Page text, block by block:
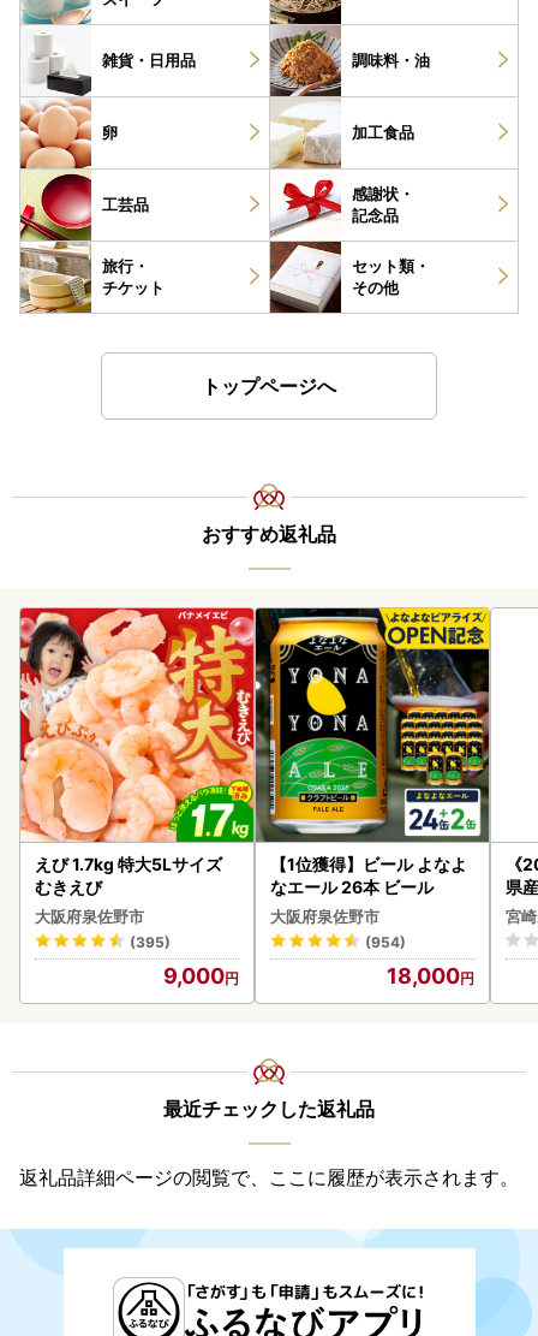
雑貨・ 日用品 調味料・ 油
卵 加工食品
工芸品
感謝状・
記念品
旅行・
チケット
セット類・
その他
トップページへ
おすすめ返礼品
えび 1.7kg 特大5Lサイズ
むきえび
大阪府泉佐野市
(395)
9,000
【1位獲得】ビール よなよ
なエール 26本 ビール
大阪府泉佐野市
(954)
18,000
《
県
セ
宮
最近チェックした返礼品
返礼品詳細ページの閲覧で、ここに履歴が表示されます。